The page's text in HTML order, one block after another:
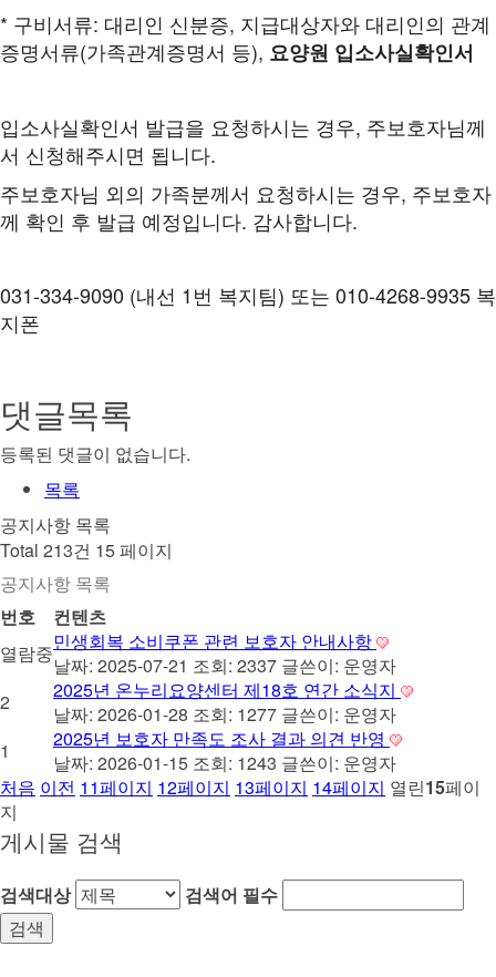
* 구비서류: 대리인 신분증, 지급대상자와 대리인의 관계
증명서류(가족관계증명서 등), 요양원 입소사실확인서
입소사실확인서 발급을 요청하시는 경우, 주보호자님께
서 신청해주시면 됩니다.
주보호자님 외의 가족분께서 요청하시는 경우, 주보호자
께 확인 후 발급 예정입니다. 감사합니다.
031-334-9090 (내선 1번 복지팀) 또는 010-4268-9935 복
지폰
댓글목록
등록된 댓글이 없습니다.
목록
공지사항 목록
Total 213건 15 페이지
공지사항 목록
번호
컨텐츠
열람중민생회복 소비쿠폰 관련 보호자 안내사항
날짜: 2025-07-21 조회: 2337 글쓴이: 운영자
2
2025년 온누리요양센터 제18호 연간 소식지
날짜: 2026-01-28 조회: 1277 글쓴이: 운영자
1
2025년 보호자 만족도 조사 결과 의견 반영
날짜: 2026-01-15 조회: 1243 글쓴이: 운영자
처음 이전 11페이지 12페이지 13페이지 14페이지 열린15페이
지
게시물 검색
검색대상 검색어 필수